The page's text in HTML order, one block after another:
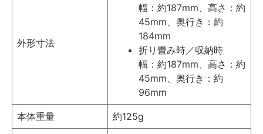
外形寸法
幅：約187mm、高さ：約
45mm、奥行き：約
184mm
折り畳み時／収納時
幅：約187mm、高さ：約
45mm、奥行き：約
96mm
本体重量 約125g